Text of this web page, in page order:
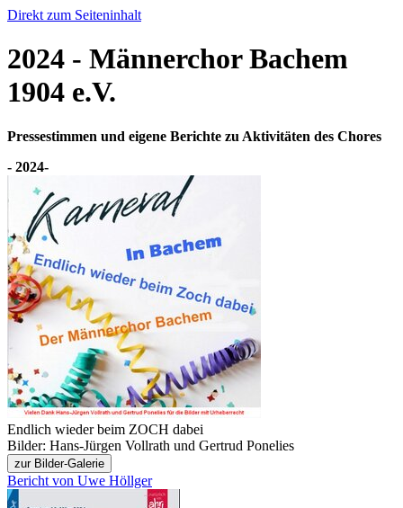
Direkt zum Seiteninhalt
2024 - Männerchor Bachem
1904 e.V.
Pressestimmen und eigene Berichte zu Aktivitäten des Chores
- 2024-
Endlich wieder beim ZOCH dabei
Bilder: Hans-Jürgen Vollrath und Gertrud Ponelies
zur Bilder-Galerie
Bericht von Uwe Höllger